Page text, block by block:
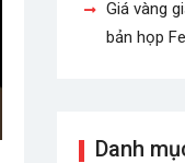
Giá vàng
bản họp
Danh